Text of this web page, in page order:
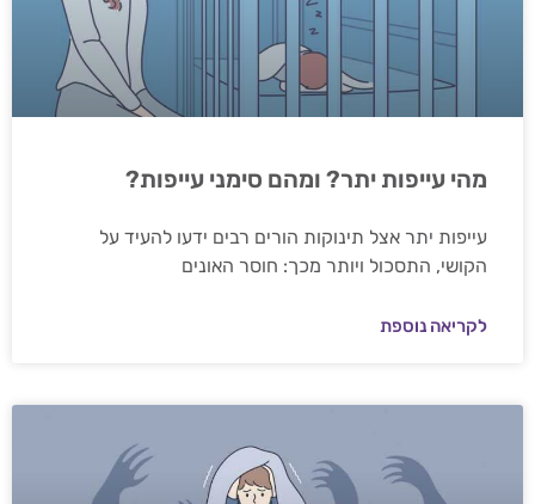
מהי עייפות יתר? ומהם סימני עייפות?
עייפות יתר אצל תינוקות הורים רבים ידעו להעיד על
הקושי, התסכול ויותר מכך: חוסר האונים
לקריאה נוספת